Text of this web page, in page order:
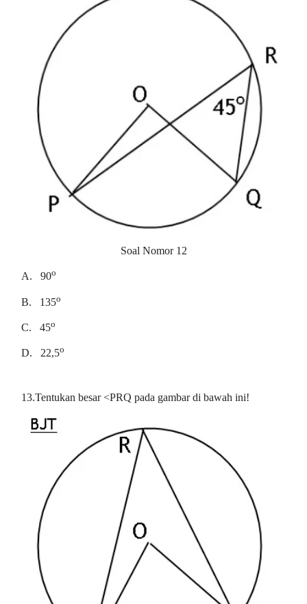
Soal Nomor 12
A. 90o
B. 135o
C. 45o
D. 22,5o
13.Tentukan besar <PRQ pada gambar di bawah ini!